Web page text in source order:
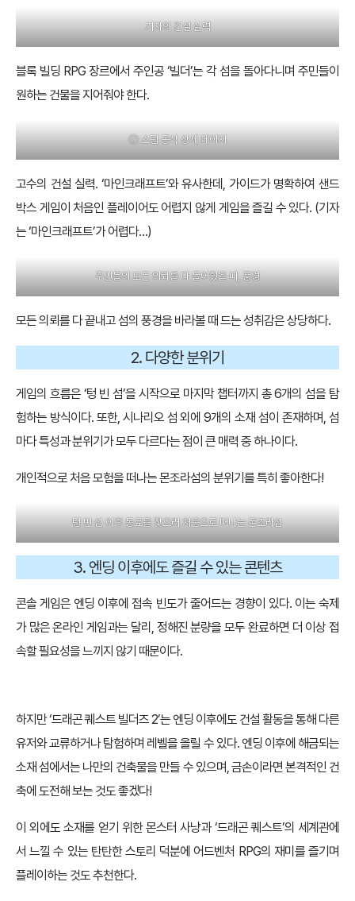
기자의 건설 실력
블록 빌딩 RPG 장르에서 주인공 ‘빌더’는 각 섬을 돌아다니며 주민들이
원하는 건물을 지어줘야 한다.
ⓒ 스팀 공식 상세 페이지
고수의 건설 실력. ‘마인크래프트’와 유사한데, 가이드가 명확하여 샌드
박스 게임이 처음인 플레이어도 어렵지 않게 게임을 즐길 수 있다. (기자
는 ‘마인크래프트’가 어렵다…)
주민들의 모든 의뢰를 다 들어줬을 때, 풍경
모든 의뢰를 다 끝내고 섬의 풍경을 바라볼 때 드는 성취감은 상당하다.
2. 다양한 분위기
게임의 흐름은 ‘텅 빈 섬’을 시작으로 마지막 챕터까지 총 6개의 섬을 탐
험하는 방식이다. 또한, 시나리오 섬 외에 9개의 소재 섬이 존재하며, 섬
마다 특성과 분위기가 모두 다르다는 점이 큰 매력 중 하나이다.
개인적으로 처음 모험을 떠나는 몬조라섬의 분위기를 특히 좋아한다!
텅 빈 섬 이후 동료를 찾으러 처음으로 떠나는 몬조라섬
3. 엔딩 이후에도 즐길 수 있는 콘텐츠
콘솔 게임은 엔딩 이후에 접속 빈도가 줄어드는 경향이 있다. 이는 숙제
가 많은 온라인 게임과는 달리, 정해진 분량을 모두 완료하면 더 이상 접
속할 필요성을 느끼지 않기 때문이다.
하지만 ‘드래곤 퀘스트 빌더즈 2’는 엔딩 이후에도 건설 활동을 통해 다른
유저와 교류하거나 탐험하며 레벨을 올릴 수 있다. 엔딩 이후에 해금되는
소재 섬에서는 나만의 건축물을 만들 수 있으며, 금손이라면 본격적인 건
축에 도전해 보는 것도 좋겠다!
이 외에도 소재를 얻기 위한 몬스터 사냥과 ‘드래곤 퀘스트’의 세계관에
서 느낄 수 있는 탄탄한 스토리 덕분에 어드벤처 RPG의 재미를 즐기며
플레이하는 것도 추천한다.